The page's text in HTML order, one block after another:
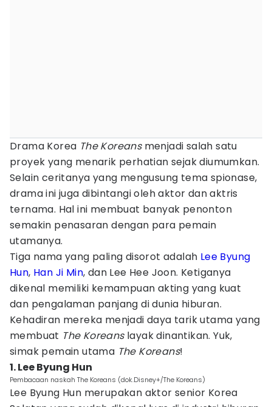
Drama Korea The Koreans menjadi salah satu
proyek yang menarik perhatian sejak diumumkan.
Selain ceritanya yang mengusung tema spionase,
drama ini juga dibintangi oleh aktor dan aktris
ternama. Hal ini membuat banyak penonton
semakin penasaran dengan para pemain
utamanya.
Tiga nama yang paling disorot adalah Lee Byung
Hun, Han Ji Min, dan Lee Hee Joon. Ketiganya
dikenal memiliki kemampuan akting yang kuat
dan pengalaman panjang di dunia hiburan.
Kehadiran mereka menjadi daya tarik utama yang
membuat The Koreanslayak dinantikan. Yuk,
simak pemain utama The Koreans!
1. Lee Byung Hun
Pembacaan naskah The Koreans (dok.Disney+/The Koreans)
Lee Byung Hun merupakan aktor senior Korea